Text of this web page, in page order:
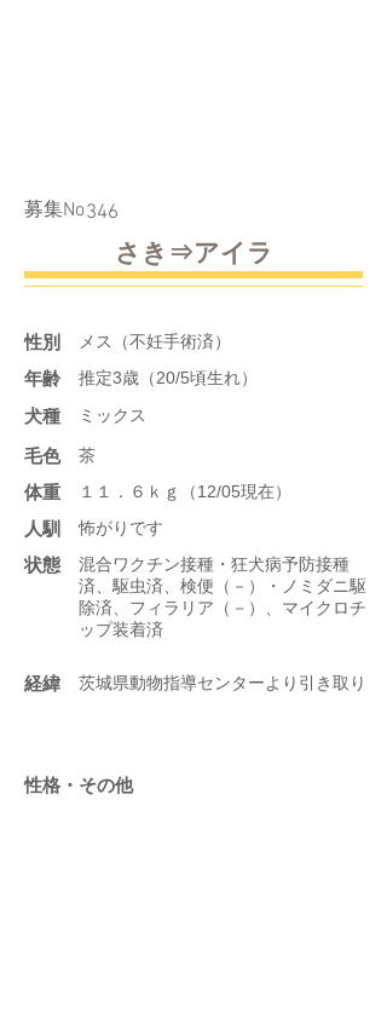
​募集No346
さき⇒アイラ
性別 メス（不妊手術済）
年齢 推定3歳（20/5頃生れ）
​犬種 ミックス
​毛色 茶
体重 １１．６ｋｇ（12/05現在）
人馴 怖がりです
状態
混合ワクチン接種・狂犬病予防接種
済、駆虫済、検便（－）・ノミダニ駆
除済、フィラリア（－）、マイクロチ
ップ装着済
​経緯 茨城県動物指導センターより引き取り
性格・その他